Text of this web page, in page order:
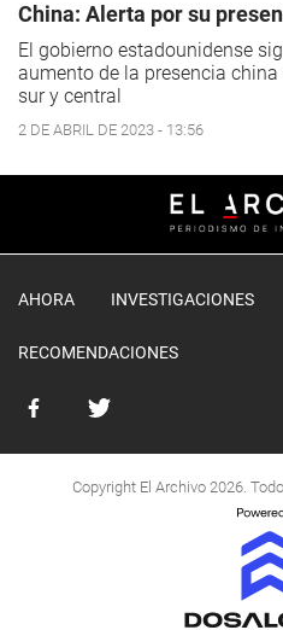
China: Alerta por su
El gobierno estadounidense
aumento de la presencia china
sur y central
2 DE ABRIL DE 2023 - 13:56
AHORA INVESTIGACIONES
RECOMENDACIONES
Copyright El Archivo 2026.